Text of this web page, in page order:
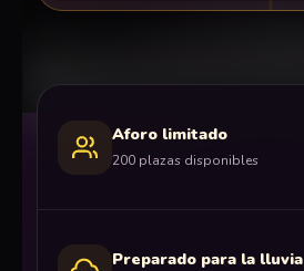
Aforo limitado
200 plazas disponibles
Preparado para la lluvia